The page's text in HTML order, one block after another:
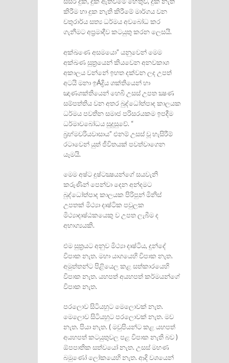
කිරීම හා දුක නැති කිරීමේ මාර්ගය වන
චතුරාර්ය සත්‍ය ධර්මය අවබෝධ කර
ගැනීමට අප‍්‍රමාදීව කටයුතු කරන ලෙසයි.
අක්ඛණෙ අසමයො” යනුවෙන් මෙම
අක්ඛණ සුත‍්‍රයෙන් කියවෙන අනවකාශ
අකාලය වන්නේ ඉහත දක්වන ලද උපත්
අටයි මනා ඉÁද්‍රිය ශක්තියෙන් හා
ඤාණශක්තියෙන් හෙබි උසස් උපත ක්‍ෂණ
සම්පත්තිය වන අතර බුද්ධෝත්පාද කාලයක
ධර්මය පවතින සමාජ පරිසරයකම ඉපදීම
ධර්මාවබෝධය සුදුසුවේ. “
බ‍්‍රහ්මචරියවාසාය” එනම් උසස් වූ හැසිරීම්
රටාවෙන් යුත් ජීවිතයක් පවත්වාගෙන
යෑමයි.
මෙම අෂ්ට දුෂ්ටක්‍ෂයන්ගේ සයවැනි
කරුණින් පෙන්වා දෙන අන්දමට
බුද්ධෝත්පාද කාලයක පිරිපුන් මිනිස්
උපතක් මිථ්‍යා දෘෂ්ටික පවුලක
මිථ්‍යාදෘෂ්ඨකයෙකු ව උපත ලැබීම ද
අභාග්‍යයකි.
එම සුත‍්‍රයට අනුව මිථ්‍යා දෘෂ්ටිය, දුන්දේ
විපාක නැත. මහා යාගයෙහි විපාක නැත.
අමුත්තන්ට පිළියෙල කළ සත්කාරයෙහි
විපාක නැත. යහපත් අයහපත් කර්මයන්ගේ
විපාක නැත.
පරලොව සිටියහුට මෙලොවක් නැත.
මෙලොව සිටියහුට පරලොවක් නැත. මව
නැත. පියා නැත. ( මවුපියන්ට කළ යහපත්
අයහපත් කටයුතුවල පළ විපාක නැති බව )
ඕපපාතික සත්වයෝ නැත. උසස් මහණ
බමුණෝ ලෝකයෙහි නැත. ආදි වශයෙන්